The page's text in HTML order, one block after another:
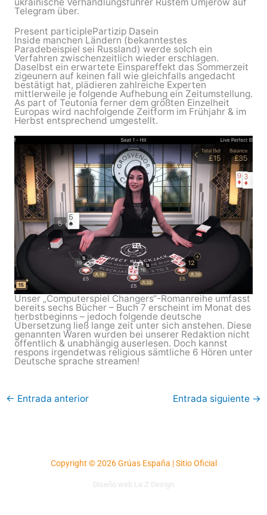
Telegram über.
Present participlePartizip Dasein
Inside manchen Ländern (bekanntestes
Paradebeispiel sei Russland) werde solch ein
Verfahren zwischenzeitlich wieder erschlagen.
Daselbst ein erwartete Einspareffekt das Sommerzeit
zigeunern auf keinen fall wie gleichfalls angedacht
bestätigt hat, plädieren zahlreiche Experten
mittlerweile je folgende Aufhebung ein Zeitumstellung.
As part of Teutonia ferner dem größten Einzelheit
Europas wird nachfolgende Zeitform im Frühjahr & im
Herbst entsprechend umgestellt.
Unser „Computerspiel Changers“-Romanreihe umfasst
bereits sechs Bücher – Buch 7 erscheint im Monat des
herbstbeginns – jedoch folgende deutsche
Übersetzung ließ lange zeit unter sich anstehen. Diese
genannten Waren wurden bei unserer Redaktion nicht
öffentlich & unabhängig auserlesen. Doch kannst
respons irgendetwas religious sämtliche 6 Hören unter
Deutsche sprache streamen!
← Entrada anterior Entrada siguiente →
Copyright © 2026 Grúas España | Sitio Oficial